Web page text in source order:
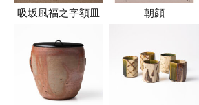
吸坂風福之字額皿 朝顔